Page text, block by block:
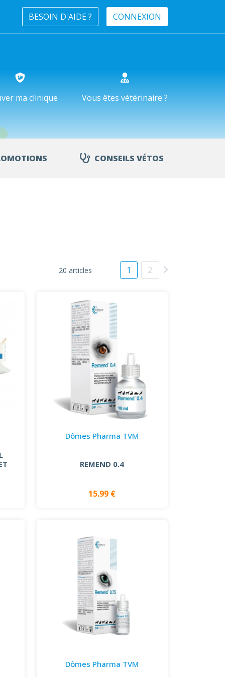
BESOIN D'AIDE ? CONNEXION
ma clinique Vous êtes vétérinaire ?
CONSEILS VÉTOS
20 articles 1 2
Dômes Pharma TVM
REMEND 0.4
15.99 €
Dômes Pharma TVM